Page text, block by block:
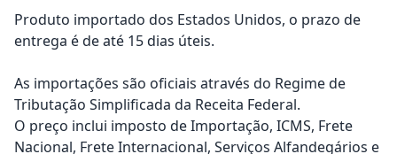
Produto importado dos Estados Unidos, o prazo de
entrega é de até 15 dias úteis.
As importações são oficiais através do Regime de
Tributação Simplificada da Receita Federal.
O preço inclui imposto de Importação, ICMS, Frete
Nacional, Frete Internacional, Serviços Alfandegários e